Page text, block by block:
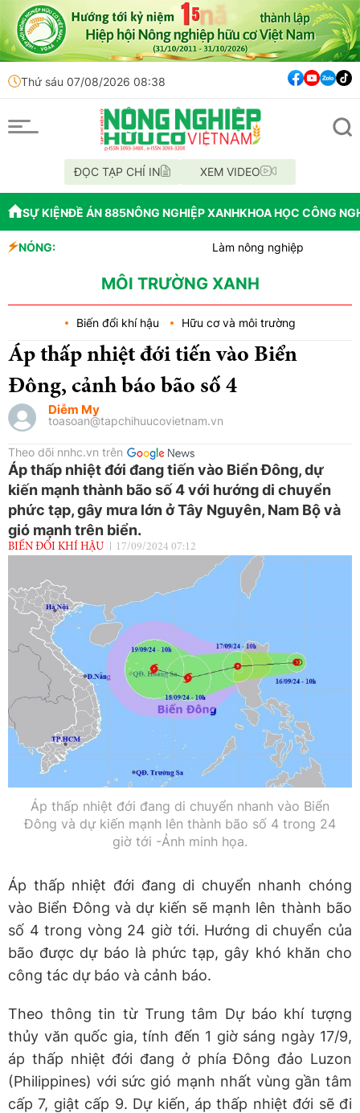
Thứ sáu 07/08/2026 08:38
ĐỌC TẠP CHÍ IN XEM VIDEO
SỰ KIỆNĐỀ ÁN 885NÔNG NGHIỆP XANHKHOA HỌC CÔNG
NÓNG:
Làm nông nghiệp hữu cơ: Khó hôm
Cà Mau: Người dân tự nguyện giao
MÔI TRƯỜNG XANH
Biến đổi khí hậu Hữu cơ và môi trường
Áp thấp nhiệt đới tiến vào Biển
Đông, cảnh báo bão số 4
Diễm My
toasoan@tapchihuucovietnam.vn
Theo dõi nnhc.vn trên
Áp thấp nhiệt đới đang tiến vào Biển Đông, dự
kiến mạnh thành bão số 4 với hướng di chuyển
phức tạp, gây mưa lớn ở Tây Nguyên, Nam Bộ và
gió mạnh trên biển.
BIẾN ĐỔI KHÍ HẬU 17/09/2024 07:12
Áp thấp nhiệt đới đang di chuyển nhanh vào Biển
Đông và dự kiến mạnh lên thành bão số 4 trong 24
giờ tới -Ảnh minh họa.
Áp thấp nhiệt đới đang di chuyển nhanh chóng
vào Biển Đông và dự kiến sẽ mạnh lên thành bão
số 4 trong vòng 24 giờ tới. Hướng di chuyển của
bão được dự báo là phức tạp, gây khó khăn cho
công tác dự báo và cảnh báo.
Theo thông tin từ Trung tâm Dự báo khí tượng
thủy văn quốc gia, tính đến 1 giờ sáng ngày 17/9,
áp thấp nhiệt đới đang ở phía Đông đảo Luzon
(Philippines) với sức gió mạnh nhất vùng gần tâm
cấp 7, giật cấp 9. Dự kiến, áp thấp nhiệt đới sẽ đi